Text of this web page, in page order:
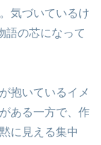
気づいているけ
語の芯になって
抱いているイメ
ある一方で、作
に見える集中